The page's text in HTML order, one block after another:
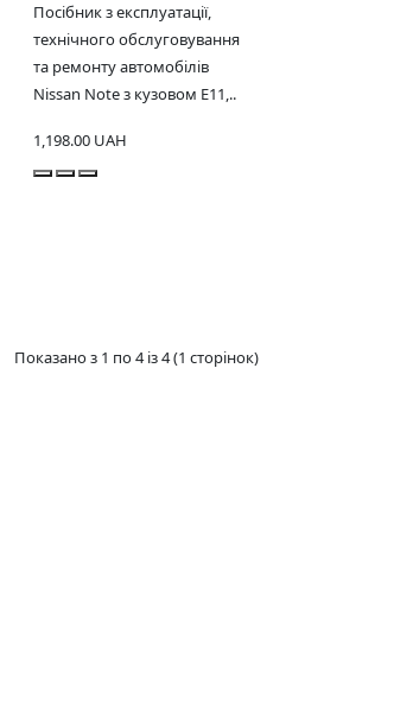
Посібник з експлуатації,
технічного обслуговування
та ремонту автомобілів
Nissan Note з кузовом Е11,..
1,198.00 UAH
Показано з 1 по 4 із 4 (1 сторінок)